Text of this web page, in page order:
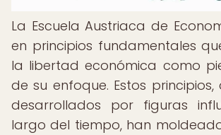
La Escuela Austriaca de
en principios fundamentales
la libertad económica como
de su enfoque. Estos
desarrollados por figuras
largo del tiempo, han